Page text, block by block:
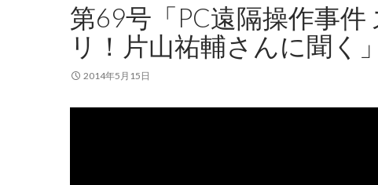
第69号「PC遠隔操作事件
リ！片山祐輔さんに聞く
2014年5月15日